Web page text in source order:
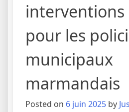
interventions
pour les
municipaux
marmandais
Posted on 6 juin 2025 by